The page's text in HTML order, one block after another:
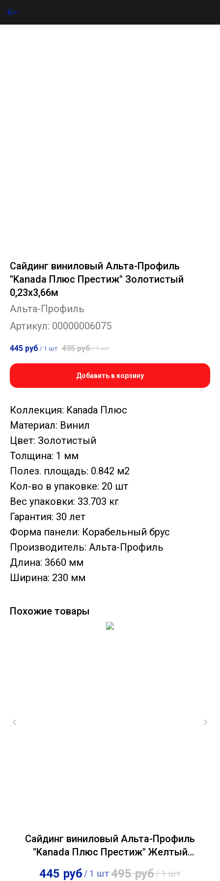
Сайдинг виниловый Альта-Профиль
"Kanada Плюс Престиж" Золотистый
0,23х3,66м
Альта-Профиль
Артикул: 00000006075
445 руб / 1 шт 495 руб / 1 шт
Добавить в корзину
Коллекция: Kanada Плюс
Материал: Винил
Цвет: Золотистый
Толщина: 1 мм
Полез. площадь: 0.842 м2
Кол-во в упаковке: 20 шт
Вес упаковки: 33.703 кг
Гарантия: 30 лет
Форма панели: Корабельный брус
Производитель: Альта-Профиль
Длина: 3660 мм
Ширина: 230 мм
Похожие товары
Сайдинг виниловый Альта-Профиль
"Kanada Плюс Престиж" Желтый
445 руб/ 1 шт495 руб/1 шт